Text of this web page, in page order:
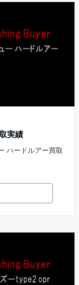
実績
ハードルアー買取